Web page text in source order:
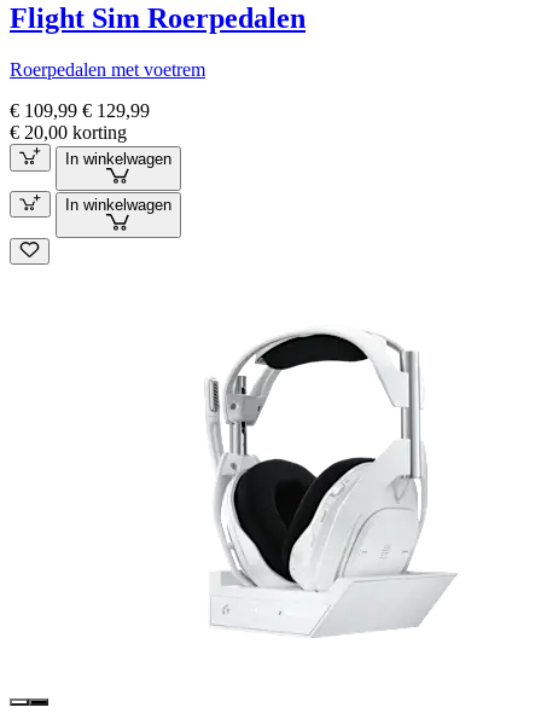
Flight Sim Roerpedalen
Roerpedalen met voetrem
€ 109,99 € 129,99
€ 20,00 korting
In winkelwagen
In winkelwagen